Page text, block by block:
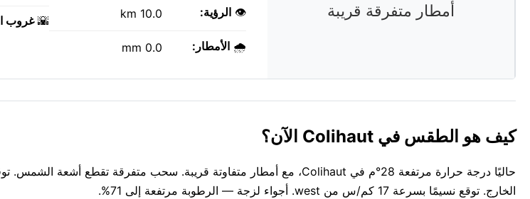
أمطار متفرقة قريبة 👁️ الرؤية: 10.0 km
🌧️ الأمطار: 0.0 mm
🌇غروب
كيف هو الطقس في Colihaut الآن؟
الخارج. توقع نسيمًا بسرعة 17 كم/س من west. أجواء لزجة — الرطوبة مرتفعة إلى 71%.